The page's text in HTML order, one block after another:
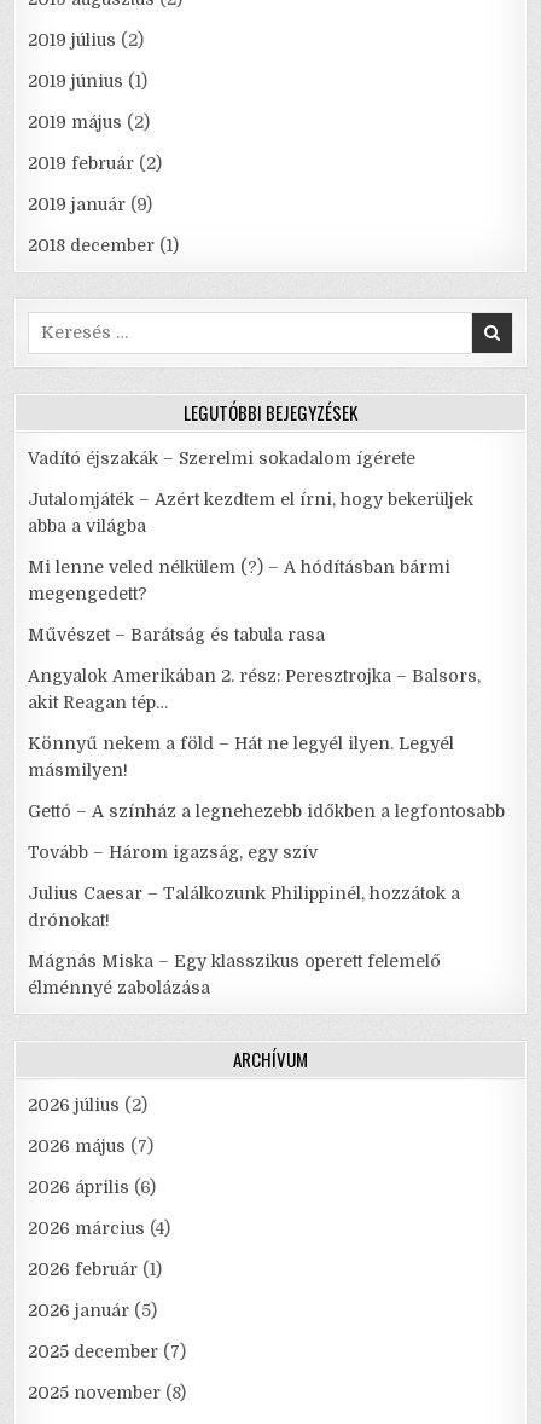
2019 július (2)
2019 június (1)
2019 május (2)
2019 február (2)
2019 január (9)
2018 december (1)
Search
for:
LEGUTÓBBI BEJEGYZÉSEK
Vadító éjszakák – Szerelmi sokadalom ígérete
Jutalomjáték – Azért kezdtem el írni, hogy bekerüljek
abba a világba
Mi lenne veled nélkülem (?) – A hódításban bármi
megengedett?
Művészet – Barátság és tabula rasa
Angyalok Amerikában 2. rész: Peresztrojka – Balsors,
akit Reagan tép…
Könnyű nekem a föld – Hát ne legyél ilyen. Legyél
másmilyen!
Gettó – A színház a legnehezebb időkben a legfontosabb
Tovább – Három igazság, egy szív
Julius Caesar – Találkozunk Philippinél, hozzátok a
drónokat!
Mágnás Miska – Egy klasszikus operett felemelő
élménnyé zabolázása
ARCHÍVUM
2026 július (2)
2026 május (7)
2026 április (6)
2026 március (4)
2026 február (1)
2026 január (5)
2025 december (7)
2025 november (8)